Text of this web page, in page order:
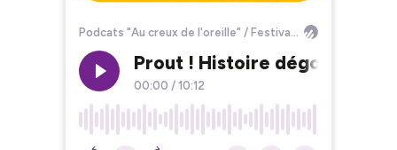
Podcats "Au creux de l'oreille" / Festival Petits et Grands
Prout ! Histoire dégoûtante
00:00 / 10:12